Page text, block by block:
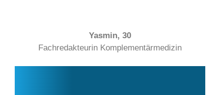
Yasmin, 30
Fachredakteurin Komplementärmedizin